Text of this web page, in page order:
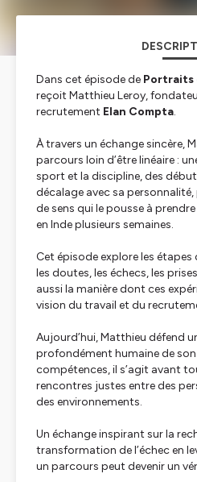
Dans cet épisode de Portraits
reçoit Matthieu Leroy,
recrutement Elan Compta.
À travers un échange sincère,
parcours loin d’être linéaire :
sport et la discipline, des
décalage avec sa
de sens qui le pousse à
en Inde plusieurs semaines.
Cet épisode explore les
les doutes, les échecs, les
aussi la manière dont ces
vision du travail et du
Aujourd’hui, Matthieu défend
profondément humaine de
compétences, il s’agit avant
rencontres justes entre des
des environnements.
Un échange inspirant sur la
transformation de l’échec en
un parcours peut devenir un